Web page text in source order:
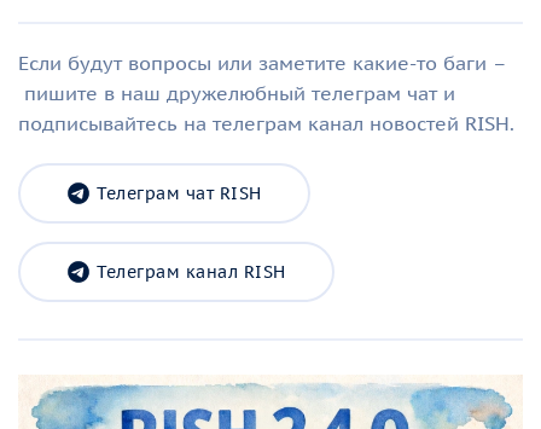
Если будут вопросы или заметите какие-то баги –
пишите в наш дружелюбный телеграм чат и
подписывайтесь на телеграм канал новостей RISH.
Телеграм чат RISH
Телеграм канал RISH